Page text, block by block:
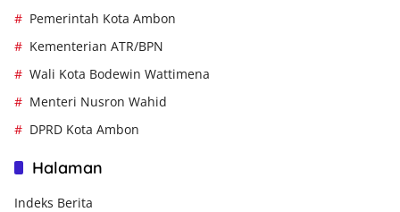
Pemerintah Kota Ambon
Kementerian ATR/BPN
Wali Kota Bodewin Wattimena
Menteri Nusron Wahid
DPRD Kota Ambon
Halaman
Indeks Berita